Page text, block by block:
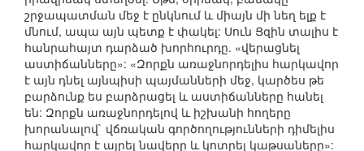
շրջապատման մեջ է ընկնում և միայն մի նեղ ելք է
մնում, ապա այն պետք է փակել: Սուն Ցզին տալիս է
հանրահայտ դարձած խորհուրդը. «վերացնել
աստիճանները»: «Զորքն առաջնորդելիս հարկավոր
է այն դնել այնպիսի պայմանների մեջ, կարծես թե
բարձունք ես բարձրացել և աստիճանները հանել
են: Զորքն առաջնորդելով և իշխանի հողերը
խորանալով` վճռական գործողությունների դիմելիս
հարկավոր է այրել նավերը և կոտրել կաթսաները»: